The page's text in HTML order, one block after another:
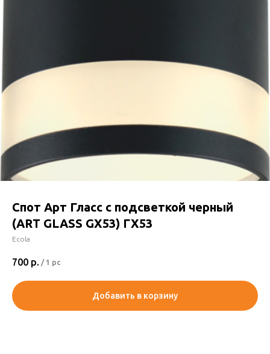
Спот Арт Гласс с подсветкой черный
(ART GLASS GX53) ГХ53
Ecola
700 р. / 1 pc
Добавить в корзину